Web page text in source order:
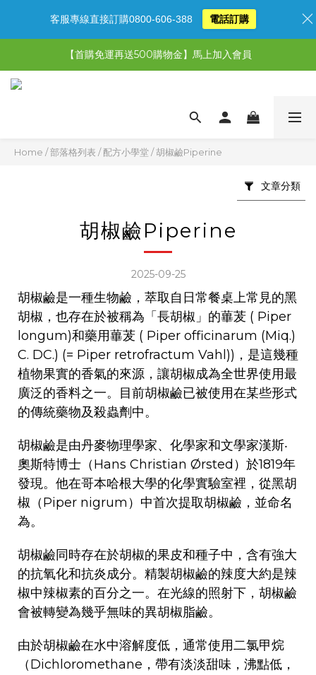
【限時特惠】全館滿1,000送500購物金！
【限時特惠】超值5選3，最高現省1,770元
【首購免運再送500購物金】馬上加入會員
Home /部落格列表 /配方小學堂/胡椒鹼Piperine
文章分類
胡椒鹼Piperine
2025-09-25
胡椒鹼是一種生物鹼，萃取自日常餐桌上常見的黑
胡椒，也存在於被稱為「長胡椒」的蓽茇 ( Piper
longum)和藥用蓽茇 ( Piper officinarum (Miq.)
C. DC.) (= Piper retrofractum Vahl))，是這幾種
植物果實的香氣的來源，讓胡椒成為全世界使用最
廣泛的香料之一。目前胡椒鹼已被使用在某些形式
的傳統藥物及殺蟲劑中。
胡椒鹼是由丹麥物理學家、化學家和文學家漢斯‧
奧斯特博士（Hans Christian Ørsted）於1819年
發現。他在哥本哈根大學的化學實驗室裡，從黑胡
椒（Piper nigrum）中首次提取胡椒鹼，並命名
為。
胡椒鹼同時存在於胡椒的果皮和種子中，含有強大
的抗氧化和抗炎成分。精製胡椒鹼的辣度大約是辣
椒中辣椒素的百分之一。在光線的照射下，胡椒鹼
會被轉變為幾乎無味的異胡椒脂鹼。
由於胡椒鹼在水中溶解度低，通常使用二氯甲烷
（Dichloromethane，帶有淡淡甜味，沸點低，
客服專線直接訂購0800-606-388 電話訂購